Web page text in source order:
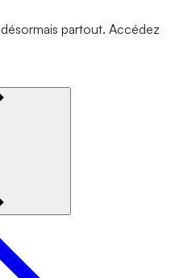
partout. Accédez